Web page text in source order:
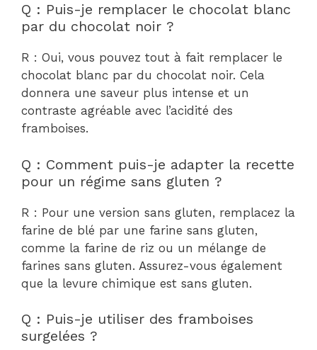
Q : Puis-je remplacer le chocolat blanc
par du chocolat noir ?
R : Oui, vous pouvez tout à fait remplacer le
chocolat blanc par du chocolat noir. Cela
donnera une saveur plus intense et un
contraste agréable avec l’acidité des
framboises.
Q : Comment puis-je adapter la recette
pour un régime sans gluten ?
R : Pour une version sans gluten, remplacez la
farine de blé par une farine sans gluten,
comme la farine de riz ou un mélange de
farines sans gluten. Assurez-vous également
que la levure chimique est sans gluten.
Q : Puis-je utiliser des framboises
surgelées ?